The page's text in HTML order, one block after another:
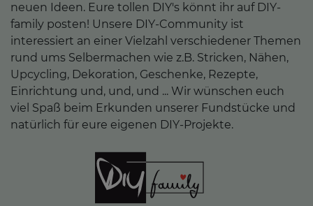
neuen Ideen. Eure tollen DIY's könnt ihr auf DIY-
family posten! Unsere DIY-Community ist
interessiert an einer Vielzahl verschiedener Themen
rund ums Selbermachen wie z.B. Stricken, Nähen,
Upcycling, Dekoration, Geschenke, Rezepte,
Einrichtung und, und, und ... Wir wünschen euch
viel Spaß beim Erkunden unserer Fundstücke und
natürlich für eure eigenen DIY-Projekte.